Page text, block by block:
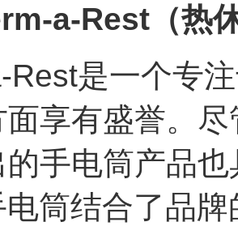
a-Rest（热
Rest是一个专
享有盛誉。
手电筒产品
筒结合了品